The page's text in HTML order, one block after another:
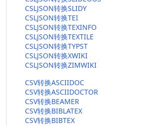
CSLJSON转换SLIDY
CSLJSON转换TEI
CSLJSON转换TEXINFO
CSLJSON转换TEXTILE
CSLJSON转换TYPST
CSLJSON转换XWIKI
CSLJSON转换ZIMWIKI
CSV转换ASCIIDOC
CSV转换ASCIIDOCTOR
CSV转换BEAMER
CSV转换BIBLATEX
CSV转换BIBTEX